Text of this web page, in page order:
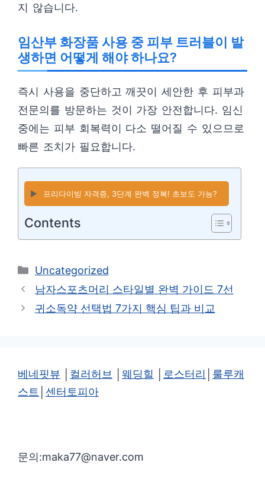
지 않습니다.
임산부 화장품 사용 중 피부 트러블이 발
생하면 어떻게 해야 하나요?
즉시 사용을 중단하고 깨끗이 세안한 후 피부과
전문의를 방문하는 것이 가장 안전합니다. 임신
중에는 피부 회복력이 다소 떨어질 수 있으므로
빠른 조치가 필요합니다.
▶️ 프리다이빙 자격증, 3단계 완벽 정복! 초보도 가능?
Contents
카
테
리
Uncategorized
남자스포츠머리 스타일별 완벽 가이드 7선
귀소독약 선택법 7가지 핵심 팁과 비교
베네핏뷰 컬러허브 웨딩힐 로스터리
룰루캐
스트
센터토피아
문의:maka77@naver.com